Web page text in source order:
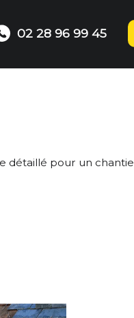
02 28 96 99 45
détaillé pour un